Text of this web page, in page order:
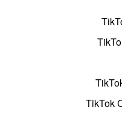
TikTok